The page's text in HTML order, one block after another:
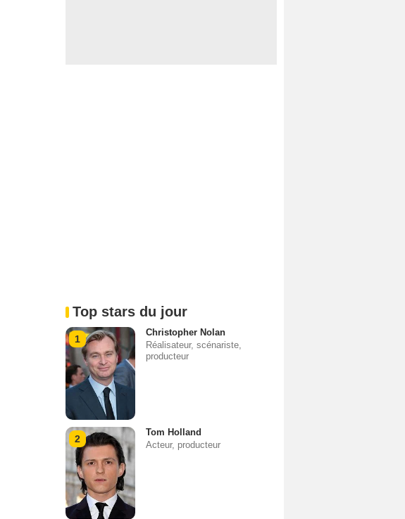
Top stars du jour
1
Christopher Nolan
Réalisateur, scénariste,
producteur
2
Tom Holland
Acteur, producteur